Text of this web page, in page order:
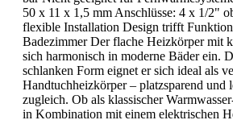
50 x 11 x 1,5 mm Anschlüsse: 4 x 1/2"
flexible Installation Design trifft
Badezimmer Der flache Heizkörper mit
sich harmonisch in moderne Bäder ein.
schlanken Form eignet er sich ideal als
Handtuchheizkörper – platzsparend und
zugleich. Ob als klassischer
in Kombination mit einem elektrischen